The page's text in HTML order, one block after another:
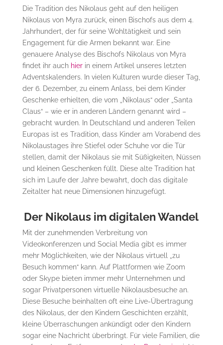
Die Tradition des Nikolaus geht auf den heiligen
Nikolaus von Myra zurück, einen Bischofs aus dem 4.
Jahrhundert, der für seine Wohltätigkeit und sein
Engagement für die Armen bekannt war. Eine
genauere Analyse des Bischofs Nikolaus von Myra
findet ihr auch hierin einem Artikel unseres letzten
Adventskalenders. In vielen Kulturen wurde dieser Tag,
der 6. Dezember, zu einem Anlass, bei dem Kinder
Geschenke erhielten, die vom „Nikolaus“ oder „Santa
Claus“ – wie er in anderen Ländern genannt wird –
gebracht wurden. In Deutschland und anderen Teilen
Europas ist es Tradition, dass Kinder am Vorabend des
Nikolaustages ihre Stiefel oder Schuhe vor die Tür
stellen, damit der Nikolaus sie mit Süßigkeiten, Nüssen
und kleinen Geschenken füllt. Diese alte Tradition hat
sich im Laufe der Jahre bewahrt, doch das digitale
Zeitalter hat neue Dimensionen hinzugefügt.
Der Nikolaus im digitalen Wandel
Mit der zunehmenden Verbreitung von
Videokonferenzen und Social Media gibt es immer
mehr Möglichkeiten, wie der Nikolaus virtuell „zu
Besuch kommen“ kann. Auf Plattformen wie Zoom
oder Skype bieten immer mehr Unternehmen und
sogar Privatpersonen virtuelle Nikolausbesuche an.
Diese Besuche beinhalten oft eine Live-Übertragung
des Nikolaus, der den Kindern Geschichten erzählt,
kleine Überraschungen ankündigt oder den Kindern
sogar eine Nachricht überbringt. Für viele Familien, die